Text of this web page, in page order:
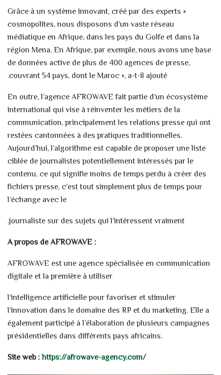
« Grâce à un système innovant, créé par des experts
cosmopolites, nous disposons d’un vaste réseau
médiatique en Afrique, dans les pays du Golfe et dans la
région Mena. En Afrique, par exemple, nous avons une base
de données active de plus de 400 agences de presse,
couvrant 54 pays, dont le Maroc », a-t-il ajouté.
En outre, l’agence AFROWAVE fait partie d’un écosystème
international qui vise à réinventer les métiers de la
communication, principalement les relations presse qui ont
restées cantonnées à des pratiques traditionnelles.
Aujourd’hui, l’algorithme est capable de proposer une liste
ciblée de journalistes potentiellement intéressés par le
contenu, ce qui signifie moins de temps perdu à créer des
fichiers presse, c’est tout simplement plus de temps pour
l’échange avec le
journaliste sur des sujets qui l’intéressent vraiment.
A propos de AFROWAVE :
AFROWAVE est une agence spécialisée en communication
digitale et la première à utiliser
l’intelligence artificielle pour favoriser et stimuler
l’innovation dans le domaine des RP et du marketing. Elle a
également participé à l’élaboration de plusieurs campagnes
présidentielles dans différents pays africains.
Site web :https://afrowave-agency.com/